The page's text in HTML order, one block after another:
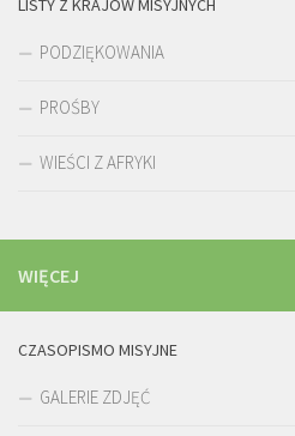
PODZIĘKOWANIA
PROŚBY
WIEŚCI Z AFRYKI
WIĘCEJ
CZASOPISMO MISYJNE
GALERIE ZDJĘĆ